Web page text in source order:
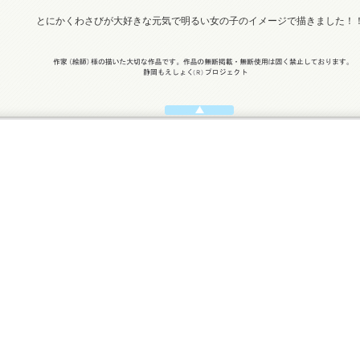
とにかくわさびが大好きな元気で明るい女の子のイメージで描きました！